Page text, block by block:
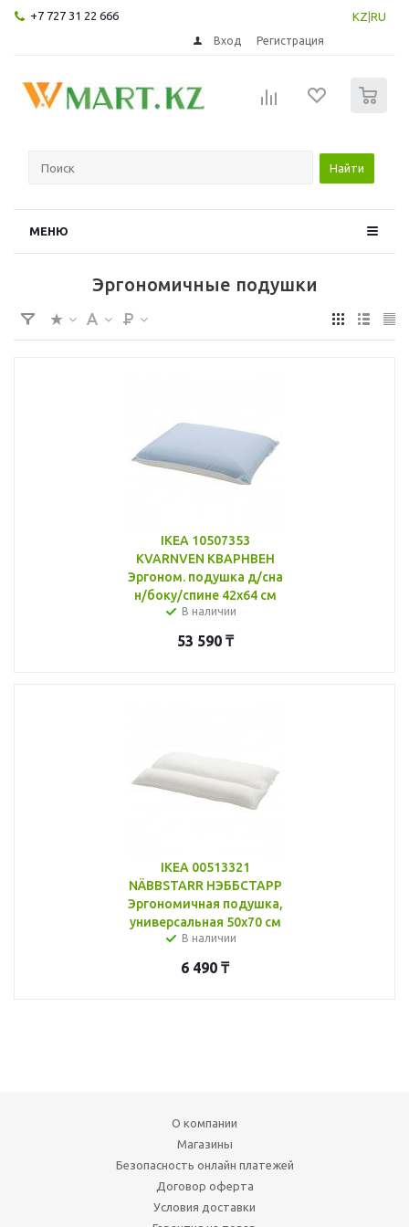
+7 727 31 22 666 KZ RU
Вход Регистрация
Найти
МЕНЮ
Эргономичные подушки
IKEA 10507353
KVARNVEN КВАРНВЕН
Эргоном. подушка д/сна
н/боку/спине 42x64 см
В наличии
53 590₸
IKEA 00513321
NÄBBSTARR НЭББСТАРР
Эргономичная подушка,
универсальная 50x70 см
В наличии
6 490 ₸
О компании
Магазины
Безопасность онлайн платежей
Договор оферта
Условия доставки